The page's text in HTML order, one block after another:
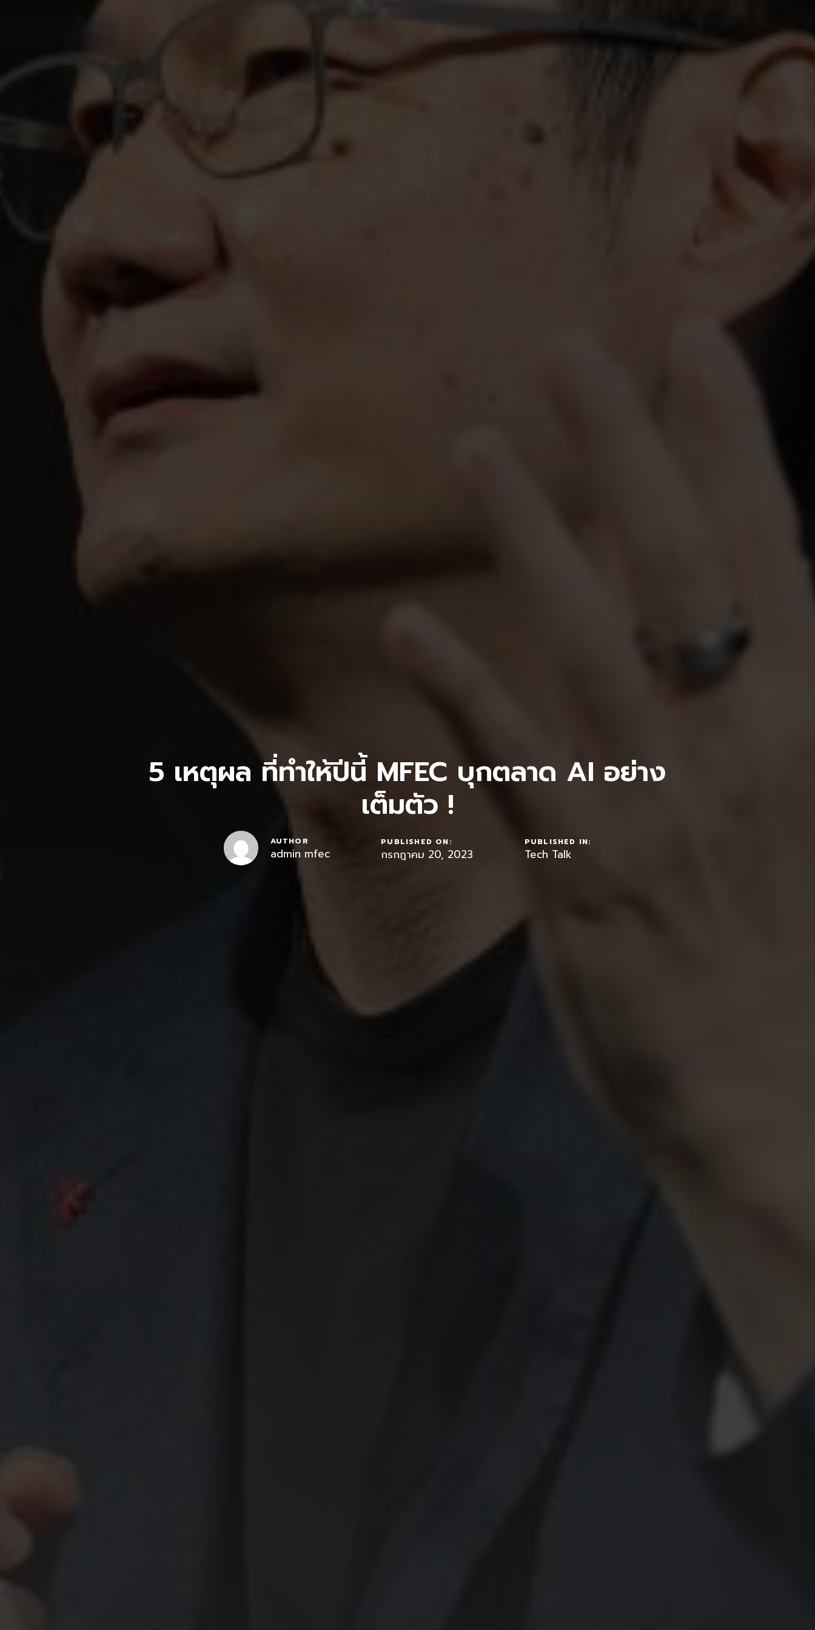
5 เหตุผล ที่ทำให้ปีนี้ MFEC บุกตลาด AI อย่าง
เต็มตัว !
AUTHOR
admin mfec
PUBLISHED ON:
กรกฎาคม 20, 2023
PUBLISHED IN:
Tech Talk